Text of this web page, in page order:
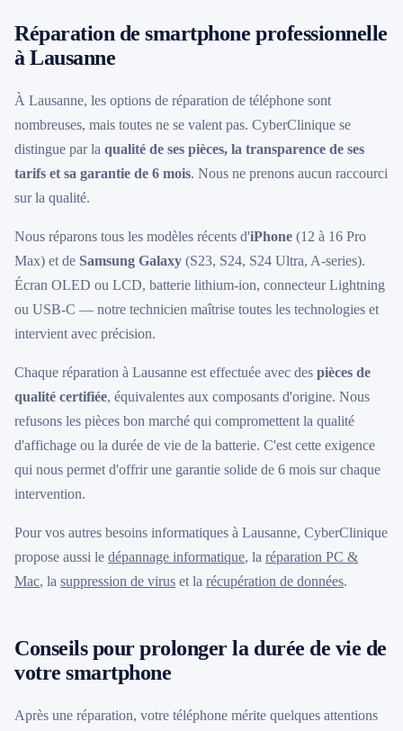
Réparation de smartphone professionnelle
à Lausanne
À Lausanne, les options de réparation de téléphone sont
nombreuses, mais toutes ne se valent pas. CyberClinique se
distingue par la qualité de ses pièces, la transparence de ses
tarifs et sa garantie de 6 mois. Nous ne prenons aucun raccourci
sur la qualité.
Nous réparons tous les modèles récents d'iPhone (12 à 16 Pro
Max) et de Samsung Galaxy (S23, S24, S24 Ultra, A-series).
Écran OLED ou LCD, batterie lithium-ion, connecteur Lightning
ou USB-C — notre technicien maîtrise toutes les technologies et
intervient avec précision.
Chaque réparation à Lausanne est effectuée avec des pièces de
qualité certifiée, équivalentes aux composants d'origine. Nous
refusons les pièces bon marché qui compromettent la qualité
d'affichage ou la durée de vie de la batterie. C'est cette exigence
qui nous permet d'offrir une garantie solide de 6 mois sur chaque
intervention.
Pour vos autres besoins informatiques à Lausanne, CyberClinique
propose aussi le dépannage informatique, la réparation PC &
Mac, la suppression de virus et la récupération de données.
Conseils pour prolonger la durée de vie de
votre smartphone
Après une réparation, votre téléphone mérite quelques attentions